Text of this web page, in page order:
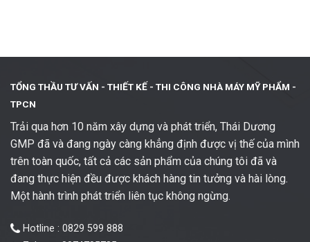
TỔNG THẦU TƯ VẤN - THIẾT KẾ - THI CÔNG NHÀ MÁY MỸ PHẨM -
TPCN
Trải qua hơn 10 năm xây dựng và phát triển, Thái Dương
GMP đã và đang ngày càng khẳng định được vị thế của mình
trên toàn quốc, tất cả các sản phẩm của chúng tôi đã và
đang thực hiện đều được khách hàng tin tưởng và hài lòng.
Một hành trình phát triển liên tục không ngừng.
Hotline : 0829 599 888